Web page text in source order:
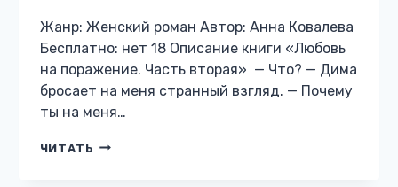
Жанр: Женский роман Автор: Анна Ковалева
Бесплатно: нет 18 Описание книги «Любовь
на поражение. Часть вторая» — Что? — Дима
бросает на меня странный взгляд. — Почему
ты на меня…
ЧИТАТЬ ЛЮБОВЬ